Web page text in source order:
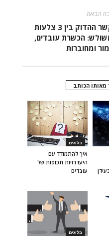
הבאה
הקשר ההדוק בין 3 צלעות
הכשרת עובדים,
ומחוברות
מאותו הכותב
בלוגים
איך להתמודד עם
היעדרויות תכופות של
עובדים
בלוגים